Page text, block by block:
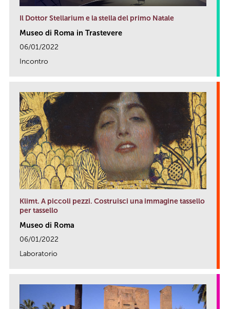
Il Dottor Stellarium e la stella del primo Natale
Museo di Roma in Trastevere
06/01/2022
Incontro
Klimt. A piccoli pezzi. Costruisci una immagine tassello
per tassello
Museo di Roma
06/01/2022
Laboratorio